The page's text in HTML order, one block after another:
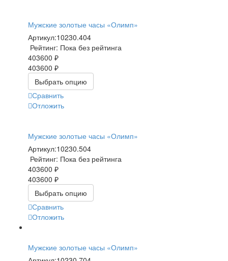
Мужские золотые часы «Олимп»
Артикул:10230.404
Рейтинг: Пока без рейтинга
403600 ₽
403600 ₽
Выбрать опцию
Сравнить
Отложить
Мужские золотые часы «Олимп»
Артикул:10230.504
Рейтинг: Пока без рейтинга
403600 ₽
403600 ₽
Выбрать опцию
Сравнить
Отложить
Мужские золотые часы «Олимп»